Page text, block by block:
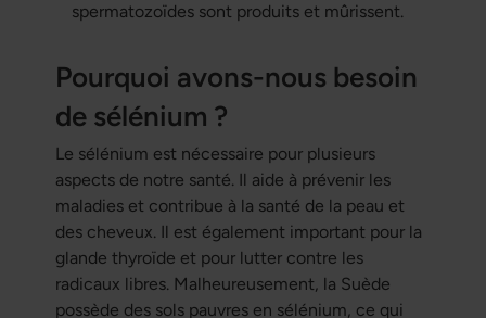
spermatozoïdes sont produits et mûrissent.
Pourquoi avons-nous besoin
de sélénium ?
Le sélénium est nécessaire pour plusieurs
aspects de notre santé. Il aide à prévenir les
maladies et contribue à la santé de la peau et
des cheveux. Il est également important pour la
glande thyroïde et pour lutter contre les
radicaux libres. Malheureusement, la Suède
possède des sols pauvres en sélénium, ce qui